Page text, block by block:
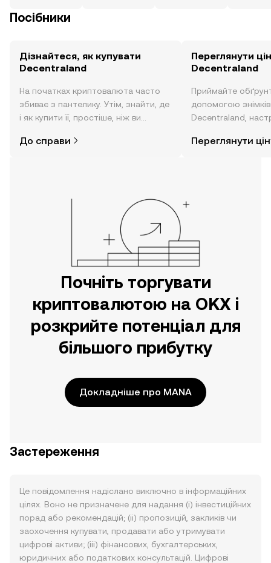
Посібники
Дізнайтеся, як купувати
Decentraland
На початках криптовалюта часто
збиває з пантелику. Утім, знайти, де
і як купити її, простіше, ніж ви
за допомогою застосунку OKX для
До справи
Переглянути
Decentraland
Приймайте
допомогою знімків
Decentraland,
часу.
Переглянути
Почніть торгувати
криптовалютою на OKX і
розкрийте потенціал для
більшого прибутку
Докладніше про MANA
Застереження
Це повідомлення надіслано виключно в інформаційних
цілях. Воно не призначене для надання (i) інвестиційних
порад або рекомендацій; (ii) пропозицій, закликів чи
заохочення купувати, продавати або утримувати
цифрові активи; (iii) фінансових, бухгалтерських,
юридичних або податкових консультацій. Цифрові